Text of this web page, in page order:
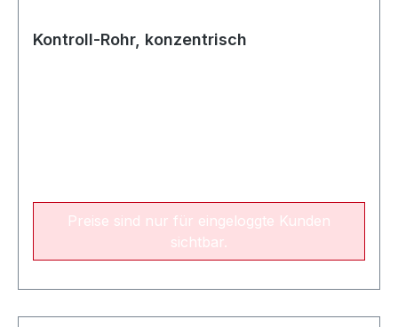
Kontroll-Rohr, konzentrisch
Preise sind nur für eingeloggte Kunden
sichtbar.